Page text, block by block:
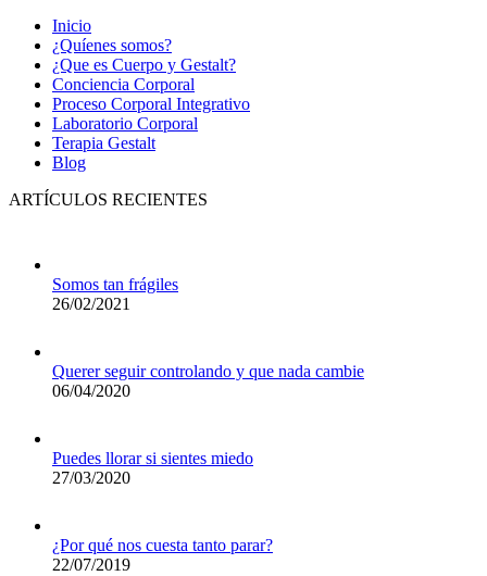
Inicio
¿Quíenes somos?
¿Que es Cuerpo y Gestalt?
Conciencia Corporal
Proceso Corporal Integrativo
Laboratorio Corporal
Terapia Gestalt
Blog
ARTÍCULOS RECIENTES
Somos tan frágiles
26/02/2021
Querer seguir controlando y que nada cambie
06/04/2020
Puedes llorar si sientes miedo
27/03/2020
¿Por qué nos cuesta tanto parar?
22/07/2019